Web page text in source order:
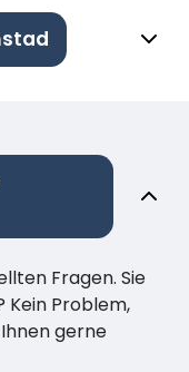
Fragen. Sie
Kein Problem,
gerne